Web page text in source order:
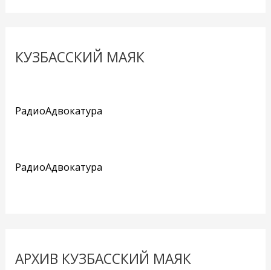
КУЗБАССКИЙ МАЯК
РадиоАдвокатура
РадиоАдвокатура
АРХИВ КУЗБАССКИЙ МАЯК